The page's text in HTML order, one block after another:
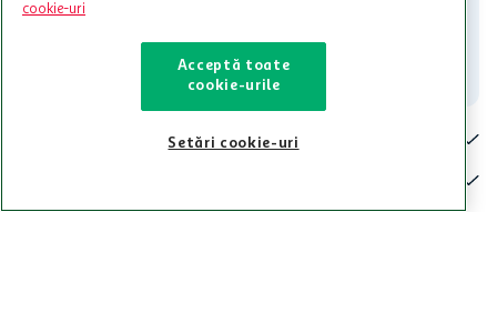
Contact
cookie-uri
Acceptă toate
cookie-urile
Setări cookie-uri